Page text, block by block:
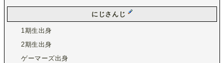
にじさんじ
1期生出身
2期生出身
ゲーマーズ出身